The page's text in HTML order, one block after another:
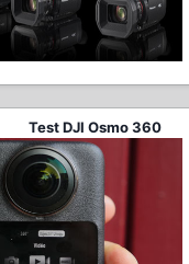
Test DJI Osmo 360